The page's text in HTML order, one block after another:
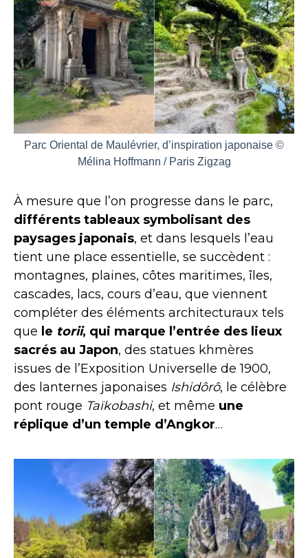
Parc Oriental de Maulévrier, d’inspiration japonaise ©
Mélina Hoffmann / Paris Zigzag
À mesure que l’on progresse dans le parc,
différents tableaux symbolisant des
paysages japonais, et dans lesquels l’eau
tient une place essentielle, se succèdent :
montagnes, plaines, côtes maritimes, îles,
cascades, lacs, cours d’eau, que viennent
compléter des éléments architecturaux tels
que le torii, qui marque l’entrée des lieux
sacrés au Japon, des statues khmères
issues de l’Exposition Universelle de 1900,
des lanternes japonaises Ishidôrô, le célèbre
pont rouge Taïkobashi, et même une
réplique d’un temple d’Angkor…